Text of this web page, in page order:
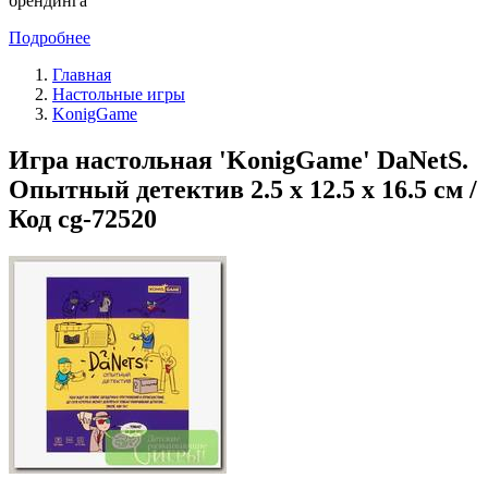
Подробнее
Главная
Настольные игры
KonigGame
Игра настольная 'KonigGame' DaNetS.
Опытный детектив 2.5 х 12.5 х 16.5 см /
Код cg-72520